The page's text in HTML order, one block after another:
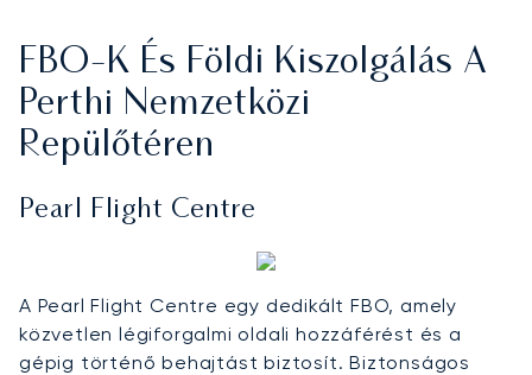
FBO-K És Földi Kiszolgálás A
Perthi Nemzetközi
Repülőtéren
Pearl Flight Centre
A Pearl Flight Centre egy dedikált FBO, amely
közvetlen légiforgalmi oldali hozzáférést és a
gépig történő behajtást biztosít. Biztonságos